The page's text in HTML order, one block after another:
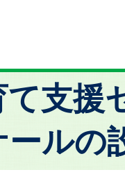
て支援
ールの